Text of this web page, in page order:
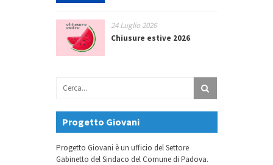
24 Luglio 2026
Chiusure estive 2026
Progetto Giovani
Progetto Giovani è un ufficio del Settore
Gabinetto del Sindaco del Comune di Padova.